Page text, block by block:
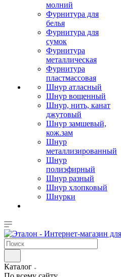
молний
Фурнитура для
белья
Фурнитура для
сумок
Фурнитура
металлическая
Фурнитура
пластмассовая
Шнур атласный
Шнур вощенный
Шнур, нить, канат
джутовый
Шнур замшевый,
кож.зам
Шнур
металлизированный
Шнур
полиэфирный
Шнур разный
Шнур хлопковый
Шнурки
Каталог